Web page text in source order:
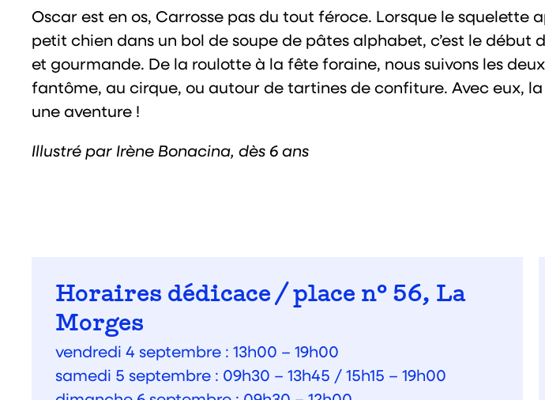
Oscar est en os, Carrosse pas du tout féroce. Lorsque le squelette
petit chien dans un bol de soupe de pâtes alphabet, c’est le début
et gourmande. De la roulotte à la fête foraine, nous suivons les
fantôme, au cirque, ou autour de tartines de confiture. Avec eux, la
une aventure !
Illustré par Irène Bonacina, dès 6 ans
Horaires dédicace / place n° 56, La
Morges
vendredi 4 septembre : 13h00 – 19h00
samedi 5 septembre : 09h30 – 13h45 / 15h15 – 19h00